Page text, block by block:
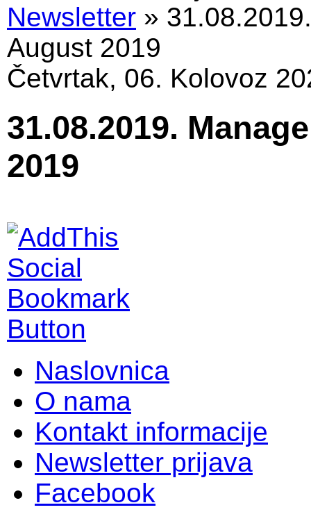
Newsletter »
August 2019
Četvrtak, 06. Kolovoz
31.08.2019.
2019
Naslovnica
O nama
Kontakt informacije
Newsletter prijava
Facebook